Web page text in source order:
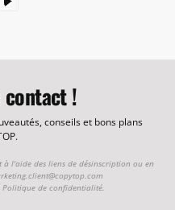
contact !
conseils et bons plans
l'aide des liens de désinscription ou en
de confidentialité.